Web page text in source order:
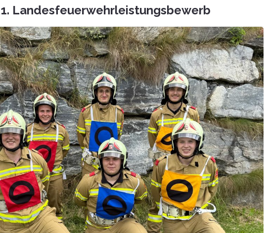
Landesfeuerwehrleistungsbewerb